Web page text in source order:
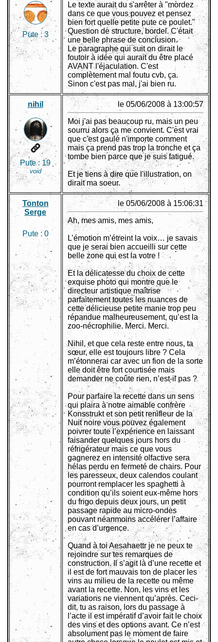
Pute :3
Le texte aurait du s'arrêter à "mordez
dans ce que vous pouvez et pensez
bien fort quelle petite pute ce poulet."
Question de structure, bordel. C'était
une belle phrase de conclusion.
Le paragraphe qui suit on dirait le
foutoir à idée qui aurait du être placé
AVANT l'éjaculation. C'est
complètement mal foutu cvb, ça.
Sinon c'est pas mal, j'ai bien ru.
nihil
Pute : 19
void
le 05/06/2008 à 13:00:57
Moi j'ai pas beaucoup ru, mais un peu
sourru alors ça me convient. C'est vrai
que c'est gaulé n'importe comment
mais ça prend pas trop la tronche et ça
tombe bien parce que je suis fatigué.
Et je tiens à dire que l'illustration, on
dirait ma soeur.
Tonton
Serge
Pute : 0
le 05/06/2008 à 15:06:31
Ah, mes amis, mes amis,
L’émotion m’étreint la voix… je savais
que je serai bien accueilli sur cette
belle zone qui est la votre !
Et la délicatesse du choix de cette
exquise photo qui montre que le
directeur artistique maîtrise
parfaitement toutes les nuances de
cette délicieuse petite manie trop peu
répandue malheureusement, qu’est la
zoo-nécrophilie. Merci. Merci.
Nihil, et que cela reste entre nous, ta
sœur, elle est toujours libre ? Cela
m’étonnerai car avec un fion de la sorte
elle doit être fort courtisée mais
demander ne coûte rien, n’est-il pas ?
Pour parfaire la recette dans un sens
qui plaira à notre aimable confrère
Konsstrukt et son petit renifleur de la
Nuit noire vous pouvez également
poivrer toute l’expérience en laissant
faisander quelques jours hors du
réfrigérateur mais ce que vous
gagnerez en intensité olfactive sera
hélas perdu en fermeté de chairs. Pour
les paresseux, deux calendos coulant
pourront remplacer les spaghetti à
condition qu’ils soient eux-même hors
du frigo depuis deux jours, un petit
passage rapide au micro-ondes
pouvant néanmoins accélérer l’affaire
en cas d’urgence.
Quand à toi Aesahaettr je ne peux te
rejoindre sur tes remarques de
construction. Il s’agit là d’une recette et
il est de fort mauvais ton de placer les
vins au milieu de la recette ou même
avant la recette. Non, les vins et les
variations ne viennent qu’après. Ceci-
dit, tu as raison, lors du passage à
l’acte il est impératif d’avoir fait le choix
des vins et des options avant. Ce n’est
absolument pas le moment de faire